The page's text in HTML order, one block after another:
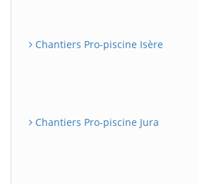
Chantiers Pro-piscine Isère
Chantiers Pro-piscine Jura